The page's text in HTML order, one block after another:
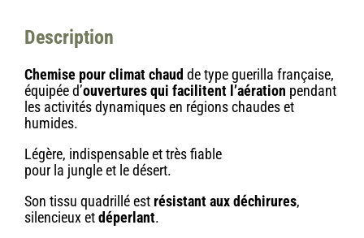
Description
Chemise pour climat chaud de type guerilla française,
équipée d’ouvertures qui facilitent l’aération pendant
les activités dynamiques en régions chaudes et
humides.
Légère, indispensable et très fiable
pour la jungle et le désert.
Son tissu quadrillé estrésistant aux déchirures,
silencieux etdéperlant.